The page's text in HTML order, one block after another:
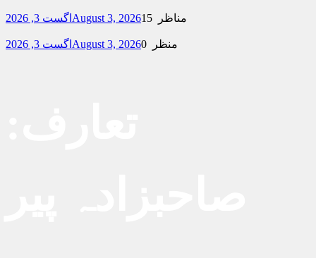
اگست 3, 2026 August 3, 2026 15 مناظر
اگست 3, 2026 August 3, 2026 0 منظر